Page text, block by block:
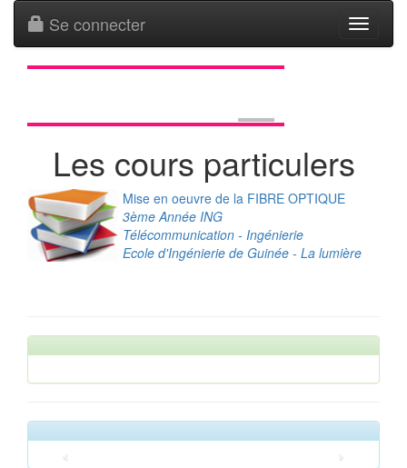
Toggle
Se connecter
Les cours particulers
Mise en oeuvre de la FIBRE OPTIQUE
3ème Année ING
Télécommunication - Ingénierie
Ecole d'Ingénierie de Guinée - La lumière